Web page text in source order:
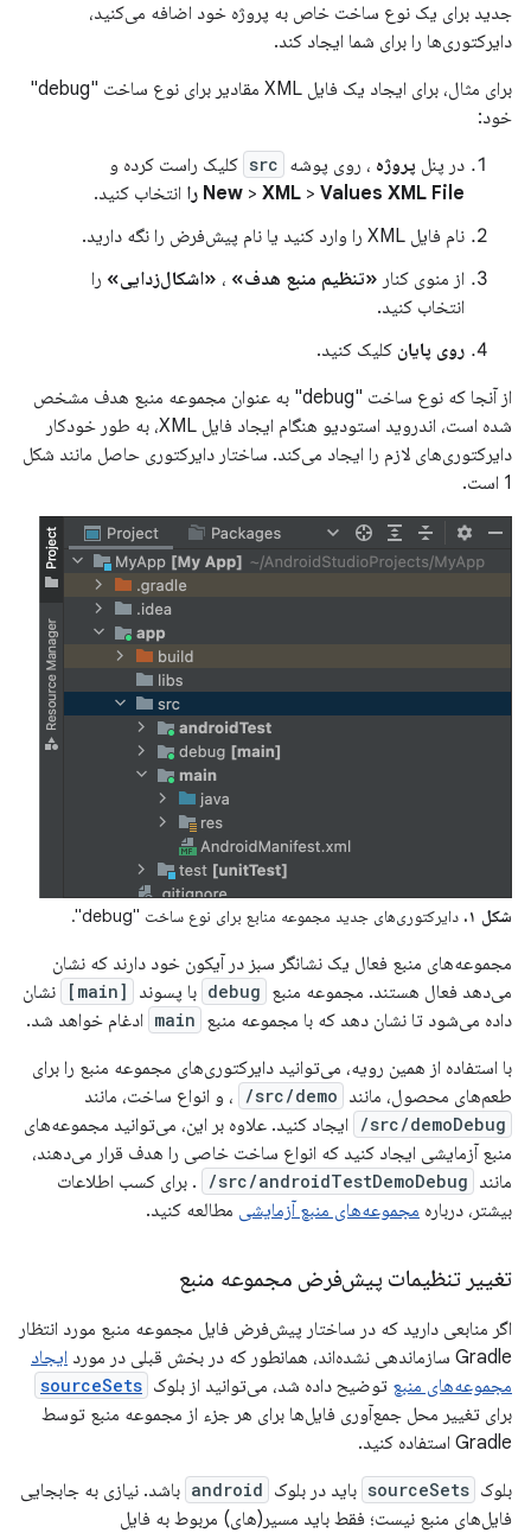
جدید برای یک نوع ساخت خاص به پروژه خود اضافه می‌کنید،
دایرکتوری‌ها را برای شما ایجاد کند.
برای مثال، برای ایجاد یک فایل XML مقادیر برای نوع ساخت "debug"
خود:
در پنل پروژه ، روی پوشه src کلیک راست کرده و
New > XML > Values ​​XML File را
انتخاب کنید.
نام فایل XML را وارد کنید یا نام پیش‌فرض را نگه دارید.
از منوی کنار «تنظیم منبع هدف» ، «اشکال‌زدایی» را
انتخاب کنید.
روی پایان کلیک کنید.
از آنجا که نوع ساخت "debug" به عنوان مجموعه منبع هدف مشخص
شده است، اندروید استودیو هنگام ایجاد فایل XML، به طور خودکار
دایرکتوری‌های لازم را ایجاد می‌کند. ساختار دایرکتوری حاصل مانند شکل
1 است.
شکل ۱. دایرکتوری‌های جدید مجموعه منابع برای نوع ساخت "debug".
مجموعه‌های منبع فعال یک نشانگر سبز در آیکون خود دارند که نشان
می‌دهد فعال هستند. مجموعه منبع debug با پسوند [main]
نشان
داده می‌شود تا نشان دهد که با مجموعه منبع main ادغام خواهد شد.
با استفاده از همین رویه، می‌توانید دایرکتوری‌های مجموعه منبع را برای
طعم‌های محصول، مانند src/demo/ ، و انواع ساخت، مانند
src/demoDebug/
ایجاد کنید. علاوه بر این، می‌توانید مجموعه‌های
منبع آزمایشی ایجاد کنید که انواع ساخت خاصی را هدف قرار می‌دهند،
مانند src/androidTestDemoDebug/
. برای کسب اطلاعات
بیشتر، درباره مجموعه‌های منبع آزمایشی مطالعه کنید.
تغییر تنظیمات پیش‌فرض مجموعه منبع
اگر منابعی دارید که در ساختار پیش‌فرض فایل مجموعه منبع مورد انتظار
Gradle سازماندهی نشده‌اند، همانطور که در بخش قبلی در مورد
ایجاد
مجموعه‌های منبع توضیح داده شد، می‌توانید از بلوک sourceSets
برای تغییر محل جمع‌آوری فایل‌ها برای هر جزء از مجموعه منبع توسط
Gradle استفاده کنید.
بلوک sourceSets باید در بلوک android باشد. نیازی به جابجایی
فایل‌های منبع نیست؛ فقط باید مسیر(های) مربوط به فایل